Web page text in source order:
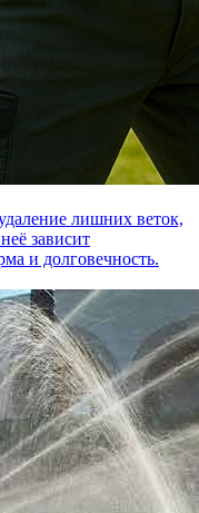
лишних веток,
зависит
и долговечность.